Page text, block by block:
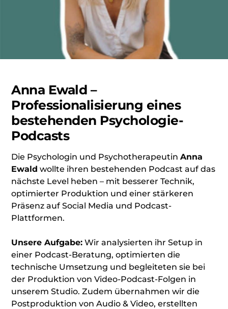
Anna Ewald –
Professionalisierung eines
bestehenden Psychologie-
Podcasts
Die Psychologin und PsychotherapeutinAnna
Ewald wollte ihren bestehenden Podcast auf das
nächste Level heben – mit besserer Technik,
optimierter Produktion und einer stärkeren
Präsenz auf Social Media und Podcast-
Plattformen.
Unsere Aufgabe: Wir analysierten ihr Setup in
einer Podcast-Beratung, optimierten die
technische Umsetzung und begleiteten sie bei
der Produktion von Video-Podcast-Folgen in
unserem Studio. Zudem übernahmen wir die
Postproduktion von Audio & Video, erstellten